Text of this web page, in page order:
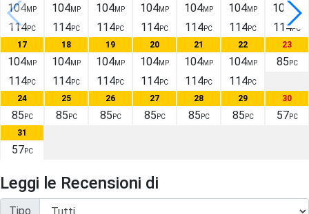
104MP
114PC
104MP
114PC
104MP
114PC
104MP
114PC
104MP
114PC
104MP
114PC
104MP
114PC
17
104MP
114PC
18
104MP
114PC
19
104MP
114PC
20
104MP
114PC
21
104MP
114PC
22
104MP
114PC
23
85 PC
24
85 PC
25
85 PC
26
85 PC
27
85 PC
28
85 PC
29
85 PC
30
57 PC
31
57 PC
Leggi le Recensioni di
Tipo